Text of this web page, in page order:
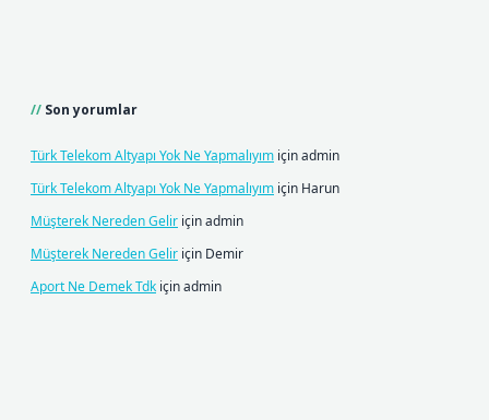
Son yorumlar
Türk Telekom Altyapı Yok Ne Yapmalıyım içinadmin
Türk Telekom Altyapı Yok Ne Yapmalıyım için Harun
Müşterek Nereden Gelir içinadmin
Müşterek Nereden Gelir için Demir
Aport Ne Demek Tdk içinadmin